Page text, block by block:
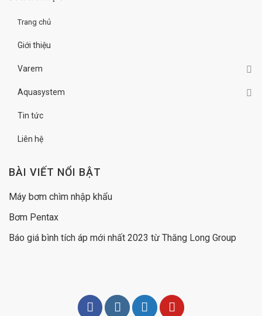
Trang chủ
Giới thiệu
Varem
Aquasystem
Tin tức
Liên hệ
BÀI VIẾT NỔI BẬT
Máy bơm chìm nhập khẩu
Bơm Pentax
Báo giá bình tích áp mới nhất 2023 từ Thăng Long Group